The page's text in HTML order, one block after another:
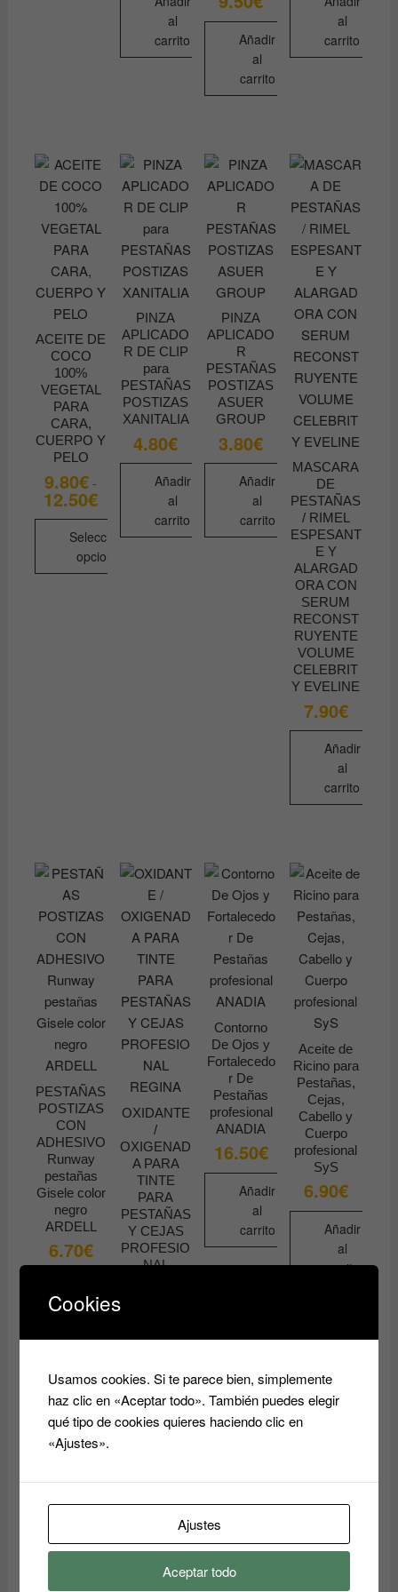
en
la
página
de
producto
al
carrito
Añadir
al
carrito
al
carrito
ACEITE DE
COCO
100%
VEGETAL
PARA
CARA,
CUERPO Y
PELO
9.80€ -
12.50€Rango
de
precios:
desde
9.80€
hasta
12.50€
Seleccionar
opciones
producto
PINZA
APLICADO
R DE CLIP
para
PESTAÑAS
POSTIZAS
XANITALIA
4.80€
Añadir
al
carrito
PINZA
APLICADO
R
PESTAÑAS
POSTIZAS
ASUER
GROUP
3.80€
Añadir
al
carrito
MASCARA
DE
PESTAÑAS
/ RIMEL
ESPESANT
E Y
ALARGAD
ORA CON
SERUM
RECONST
RUYENTE
VOLUME
CELEBRIT
Y EVELINE
7.90€
Añadir
al
carrito
PESTAÑAS
POSTIZAS
CON
ADHESIVO
Runway
pestañas
Gisele color
negro
ARDELL
6.70€
al
OXIDANTE
/
OXIGENAD
A PARA
TINTE
PARA
PESTAÑAS
Y CEJAS
PROFESIO
NAL
Añadir
carrito
Contorno
De Ojos y
Fortalecedo
r De
Pestañas
profesional
ANADIA
16.50€
Añadir
al
carrito
Aceite de
Ricino para
Pestañas,
Cejas,
Cabello y
Cuerpo
profesional
SyS
6.90€
Añadir
al
carrito
Cookies
Usamos cookies. Si te parece bien, simplemente
haz clic en «Aceptar todo». También puedes elegir
qué tipo de cookies quieres haciendo clic en
«Ajustes».
Ajustes
Aceptar todo